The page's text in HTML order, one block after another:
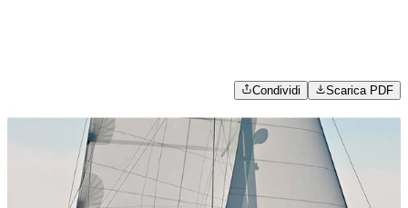
Condividi Scarica PDF